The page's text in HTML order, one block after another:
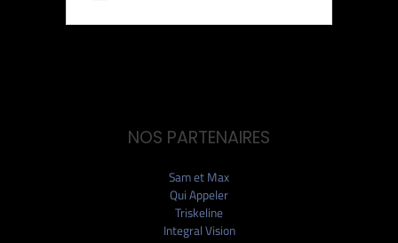
NOS PARTENAIRES
Sam et Max
Qui Appeler
Triskeline
Integral Vision